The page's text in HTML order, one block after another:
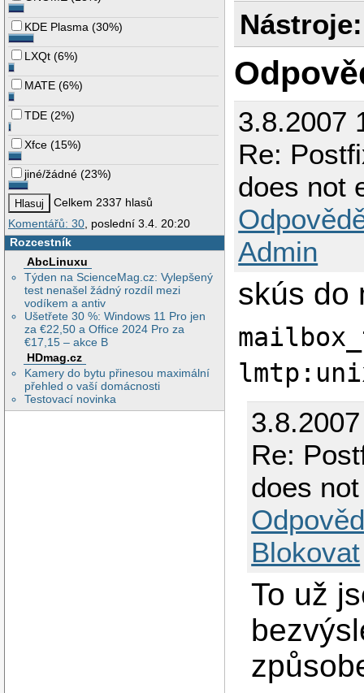
KDE Plasma (30%)
LXQt (6%)
MATE (6%)
TDE (2%)
Xfce (15%)
jiné/žádné (23%)
Celkem 2337 hlasů
Komentářů: 30 , poslední 3.4. 20:20
Rozcestník
AbcLinuxu
Týden na ScienceMag.cz: Vylepšený
test nenašel žádný rozdíl mezi
vodíkem a antiv
Ušetřete 30 %: Windows 11 Pro jen
za €22,50 a Office 2024 Pro za
€17,15 – akce B
HDmag.cz
Kamery do bytu přinesou maximální
přehled o vaší domácnosti
Testovací novinka
Nástroje:
3.8.2007
Re:
does not
Admin
skús do
Re:
does
Blokovat
To už